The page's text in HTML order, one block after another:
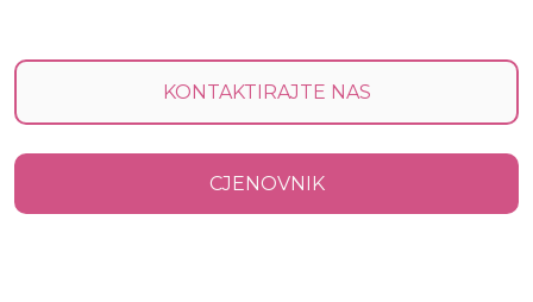
KONTAKTIRAJTE NAS
CJENOVNIK